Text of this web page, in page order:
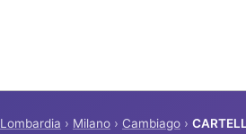
Lombardia › Milano › Cambiago ›